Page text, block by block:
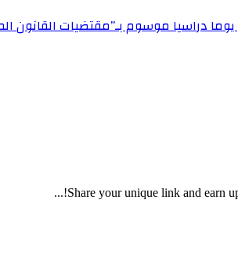
دراسيا موسوم بـ”مقتضيات
Share your unique link and earn